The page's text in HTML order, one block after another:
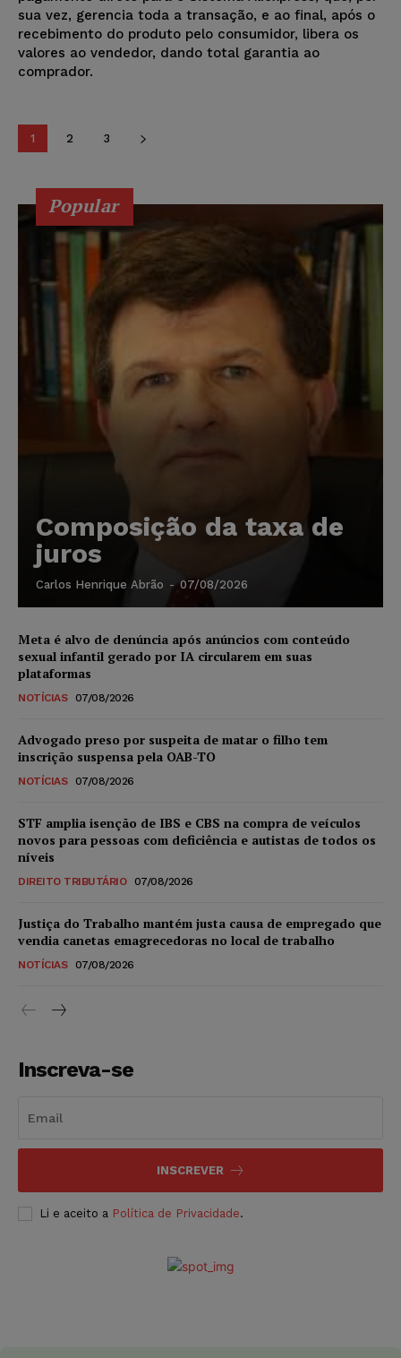
sua vez, gerencia toda a transação, e ao final, após o
recebimento do produto pelo consumidor, libera os
valores ao vendedor, dando total garantia ao
comprador.
1 2 3
Popular
Composição da taxa de
juros
Carlos Henrique Abrão - 07/08/2026
Meta é alvo de denúncia após anúncios com conteúdo
sexual infantil gerado por IA circularem em suas
plataformas
NOTÍCIAS 07/08/2026
Advogado preso por suspeita de matar o filho tem
inscrição suspensa pela OAB-TO
NOTÍCIAS 07/08/2026
STF amplia isenção de IBS e CBS na compra de veículos
novos para pessoas com deficiência e autistas de todos os
níveis
DIREITO TRIBUTÁRIO 07/08/2026
Justiça do Trabalho mantém justa causa de empregado que
vendia canetas emagrecedoras no local de trabalho
NOTÍCIAS 07/08/2026
Inscreva-se
INSCREVER
Li e aceito a Política de Privacidade.